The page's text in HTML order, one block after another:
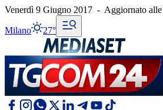
Venerdì 9 Giugno 2017 - Aggiornato alle
Milano 27°